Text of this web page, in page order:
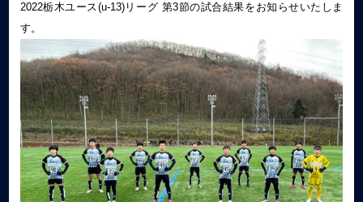
2022栃木ユース(u-13)リーグ 第3節の試合結果をお知らせいたしま
す。